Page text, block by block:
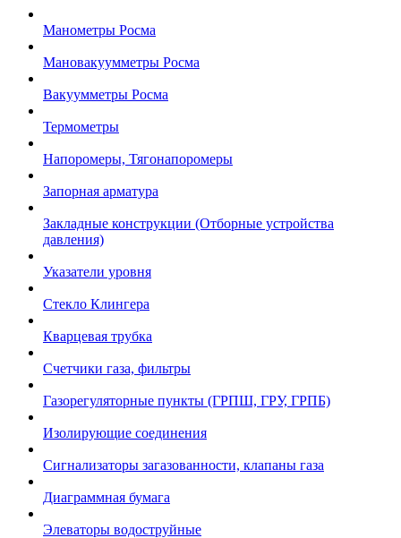
Манометры Росма
Мановакуумметры Росма
Вакуумметры Росма
Термометры
Напоромеры, Тягонапоромеры
Запорная арматура
Закладные конструкции (Отборные устройства
давления)
Указатели уровня
Стекло Клингера
Кварцевая трубка
Счетчики газа, фильтры
Газорегуляторные пункты (ГРПШ, ГРУ, ГРПБ)
Изолирующие соединения
Сигнализаторы загазованности, клапаны газа
Диаграммная бумага
Элеваторы водоструйные